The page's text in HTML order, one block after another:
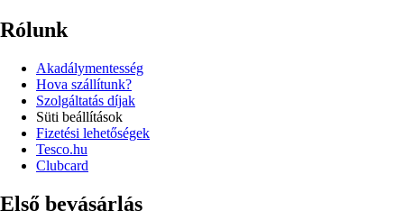
Rólunk
Akadálymentesség
Hova szállítunk?
Szolgáltatás díjak
Süti beállítások
Fizetési lehetőségek
Tesco.hu
Clubcard
Első bevásárlás